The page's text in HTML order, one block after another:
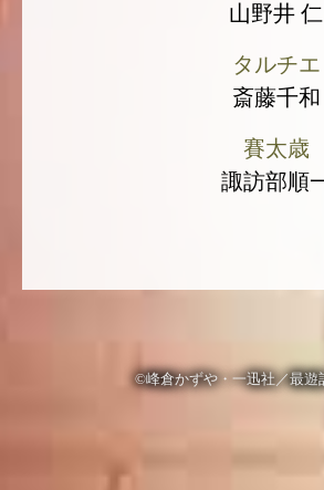
山野井 仁
タルチエ
斎藤千和
賽太歳
諏訪部順
©峰倉かずや・一迅社／最遊